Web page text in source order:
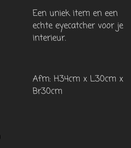
Een uniek item en een
echte eyecatcher voor je
interieur.
Afm: H34cm x L30cm x
Br30cm